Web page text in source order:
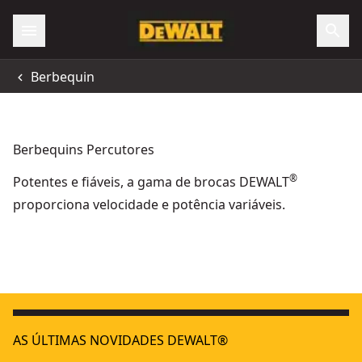
Berbequin
Berbequins Percutores
Potentes e fiáveis, a gama de brocas DEWALT®
proporciona velocidade e potência variáveis.
Berbequim Aparafusador Percussão sem escovas XR 18V
XRAS ÚLTIMAS NOVIDADES DEWALT®